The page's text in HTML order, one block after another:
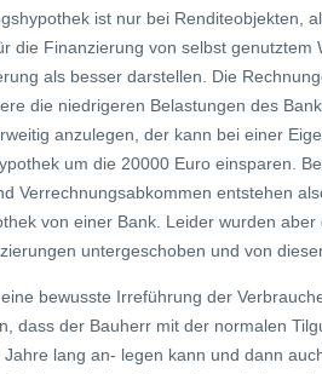
ist nur bei Renditeobjekten,
die Finanzierung von selbst
als besser darstellen. Die
die niedrigeren Belastungen des
anzulegen, der kann bei einer
um die 20000 Euro einsparen.
Verrechnungsabkommen entstehen
von einer Bank. Leider wurden
untergeschoben und von
bewusste Irreführung der
dass der Bauherr mit der normalen
lang an- legen kann und dann